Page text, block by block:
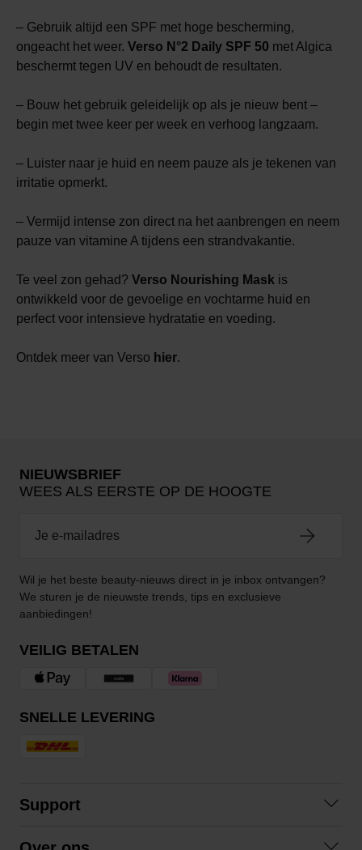
– Gebruik altijd een SPF met hoge bescherming,
ongeacht het weer. Verso N°2 Daily SPF 50 met Algica
beschermt tegen UV en behoudt de resultaten.
– Bouw het gebruik geleidelijk op als je nieuw bent –
begin met twee keer per week en verhoog langzaam.
– Luister naar je huid en neem pauze als je tekenen van
irritatie opmerkt.
– Vermijd intense zon direct na het aanbrengen en neem
pauze van vitamine A tijdens een strandvakantie.
Te veel zon gehad? Verso Nourishing Mask is
ontwikkeld voor de gevoelige en vochtarme huid en
perfect voor intensieve hydratatie en voeding.
Ontdek meer van Verso hier.
NIEUWSBRIEF
WEES ALS EERSTE OP DE HOOGTE
Wil je het beste beauty-nieuws direct in je inbox ontvangen?
We sturen je de nieuwste trends, tips en exclusieve
aanbiedingen!
VEILIG BETALEN
SNELLE LEVERING
Support